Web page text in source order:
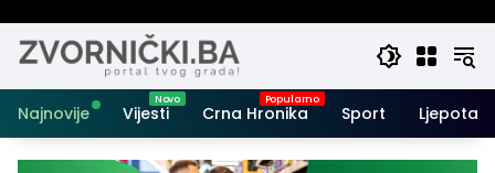
Najnovije Vijesti Crna Hronika Sport Ljepota i